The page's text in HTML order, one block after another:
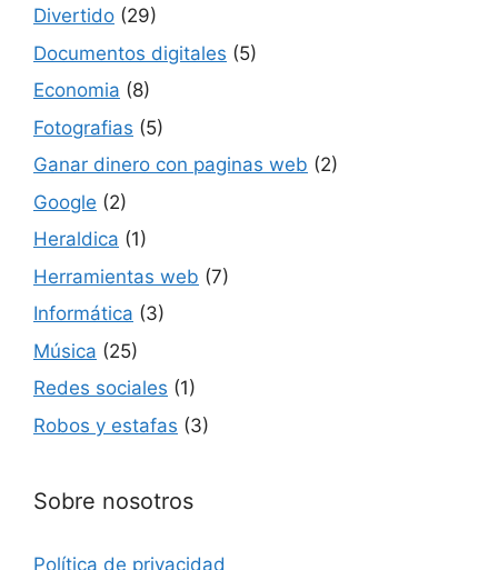
Divertido (29)
Documentos digitales (5)
Economia (8)
Fotografias (5)
Ganar dinero con paginas web (2)
Google (2)
Heraldica (1)
Herramientas web (7)
Informática (3)
Música (25)
Redes sociales (1)
Robos y estafas (3)
Sobre nosotros
Política de privacidad